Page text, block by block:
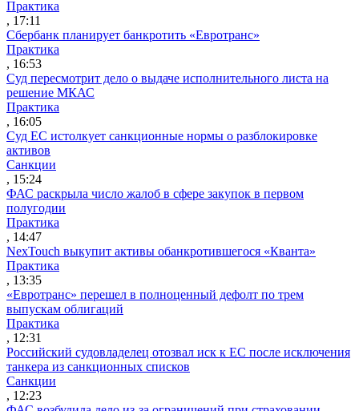
Практика
, 17:11
Сбербанк планирует банкротить «Евротранс»
Практика
, 16:53
Суд пересмотрит дело о выдаче исполнительного листа на
решение МКАС
Практика
, 16:05
Суд ЕС истолкует санкционные нормы о разблокировке
активов
Санкции
, 15:24
ФАС раскрыла число жалоб в сфере закупок в первом
полугодии
Практика
, 14:47
NexTouch выкупит активы обанкротившегося «Кванта»
Практика
, 13:35
«Евротранс» перешел в полноценный дефолт по трем
выпускам облигаций
Практика
, 12:31
Российский судовладелец отозвал иск к ЕС после исключения
танкера из санкционных списков
Санкции
, 12:23